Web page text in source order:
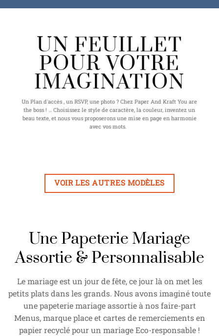
UN FEUILLET
POUR VOTRE
IMAGINATION
Un Plan d'accès , un RSVP, une photo ? Chez Paper And Kraft You are
the boss ! … Choisissez le style de caractère, la couleur, inventez un
beau texte, et nous vous proposerons une mise en page en harmonie
avec vos mots.
VOIR LES AUTRES MODÈLES
Une Papeterie Mariage
Assortie & Personnalisable
Le mariage est un jour de fête, ce jour là on met les
petits plats dans les grands. Nous avons imaginé toute
une papeterie mariage assortie à nos faire-part
Menus, marque place et cartes de remerciements en
papier recyclé pour un mariage Eco-responsable !